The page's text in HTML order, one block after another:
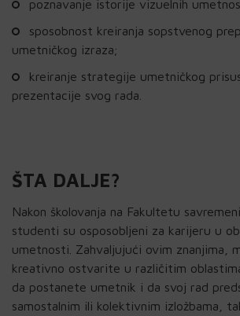
poznavanje istorije vizuelnih
sposobnost kreiranja sopstvenog
umetničkog izraza;
kreiranje strategije umetničkog
prezentacije svog rada.
ŠTA DALJE?
Nakon školovanja na Fakultetu
studenti su osposobljeni za karijeru u
umetnosti. Zahvaljujući ovim znanjima,
kreativno ostvarite u različitim
da postanete umetnik i da svoj rad
samostalnim ili kolektivnim izložbama,